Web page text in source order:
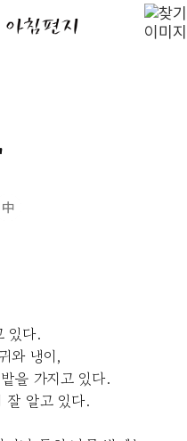
있다.
와 냉이,
을 가지고 있다.
잘 알고 있다.